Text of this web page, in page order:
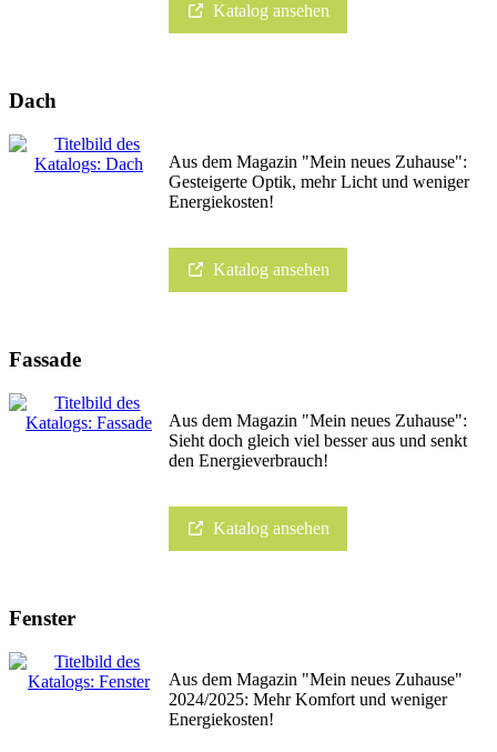
Katalog ansehen
Dach
Aus dem Magazin "Mein neues Zuhause":
Gesteigerte Optik, mehr Licht und weniger
Energiekosten!
Katalog ansehen
Fassade
Aus dem Magazin "Mein neues Zuhause":
Sieht doch gleich viel besser aus und senkt
den Energieverbrauch!
Katalog ansehen
Fenster
Aus dem Magazin "Mein neues Zuhause"
2024/2025: Mehr Komfort und weniger
Energiekosten!